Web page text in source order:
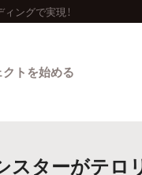
ングで実現！
トを始める
スターがテロ